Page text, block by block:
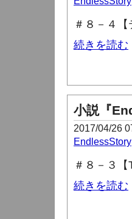
＃８－４
続きを読む
小説『
2017/04/26
EndlessStory
＃８－３
続きを読む